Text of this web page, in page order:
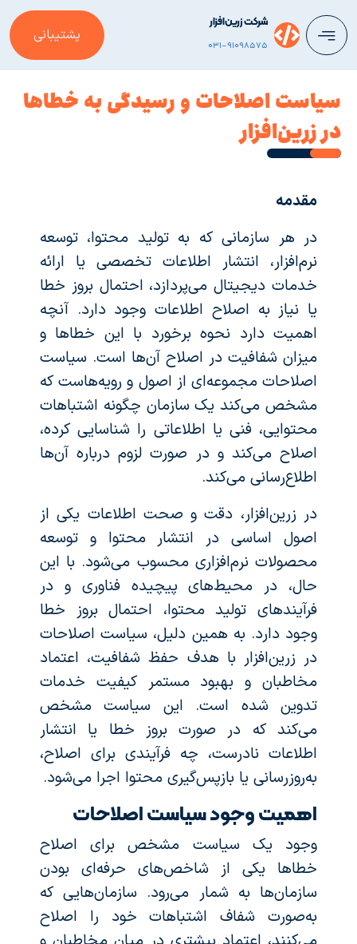
شرکت زرین‌افزار
031-91098575
پشتیبانی
سیاست اصلاحات و رسیدگی به خطاها
در زرین‌افزار
مقدمه
در هر سازمانی که به تولید محتوا، توسعه
نرم‌افزار، انتشار اطلاعات تخصصی یا ارائه
خدمات دیجیتال می‌پردازد، احتمال بروز خطا
یا نیاز به اصلاح اطلاعات وجود دارد. آنچه
اهمیت دارد نحوه برخورد با این خطاها و
میزان شفافیت در اصلاح آن‌ها است. سیاست
اصلاحات مجموعه‌ای از اصول و رویه‌هاست که
مشخص می‌کند یک سازمان چگونه اشتباهات
محتوایی، فنی یا اطلاعاتی را شناسایی کرده،
اصلاح می‌کند و در صورت لزوم درباره آن‌ها
اطلاع‌رسانی می‌کند.
در زرین‌افزار، دقت و صحت اطلاعات یکی از
اصول اساسی در انتشار محتوا و توسعه
محصولات نرم‌افزاری محسوب می‌شود. با این
حال، در محیط‌های پیچیده فناوری و در
فرآیندهای تولید محتوا، احتمال بروز خطا
وجود دارد. به همین دلیل، سیاست اصلاحات
در زرین‌افزار با هدف حفظ شفافیت، اعتماد
مخاطبان و بهبود مستمر کیفیت خدمات
تدوین شده است. این سیاست مشخص
می‌کند که در صورت بروز خطا یا انتشار
اطلاعات نادرست، چه فرآیندی برای اصلاح،
به‌روزرسانی یا بازپس‌گیری محتوا اجرا می‌شود.
اهمیت وجود سیاست اصلاحات
وجود یک سیاست مشخص برای اصلاح
خطاها یکی از شاخص‌های حرفه‌ای بودن
سازمان‌ها به شمار می‌رود. سازمان‌هایی که
به‌صورت شفاف اشتباهات خود را اصلاح